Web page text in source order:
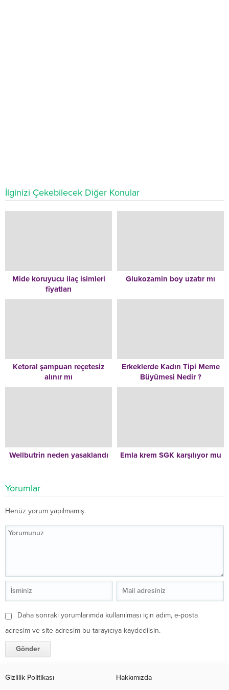
İlginizi Çekebilecek Diğer Konular
Mide koruyucu ilaç isimleri
fiyatları
Glukozamin boy uzatır mı
Ketoral şampuan reçetesiz
alınır mı
Erkeklerde Kadın Tipi Meme
Büyümesi Nedir ?
Wellbutrin neden yasaklandı Emla krem SGK karşılıyor mu
Yorumlar
Henüz yorum yapılmamış.
Daha sonraki yorumlarımda kullanılması için adım, e-posta
adresim ve site adresim bu tarayıcıya kaydedilsin.
Gizlilik Politikası Hakkımızda